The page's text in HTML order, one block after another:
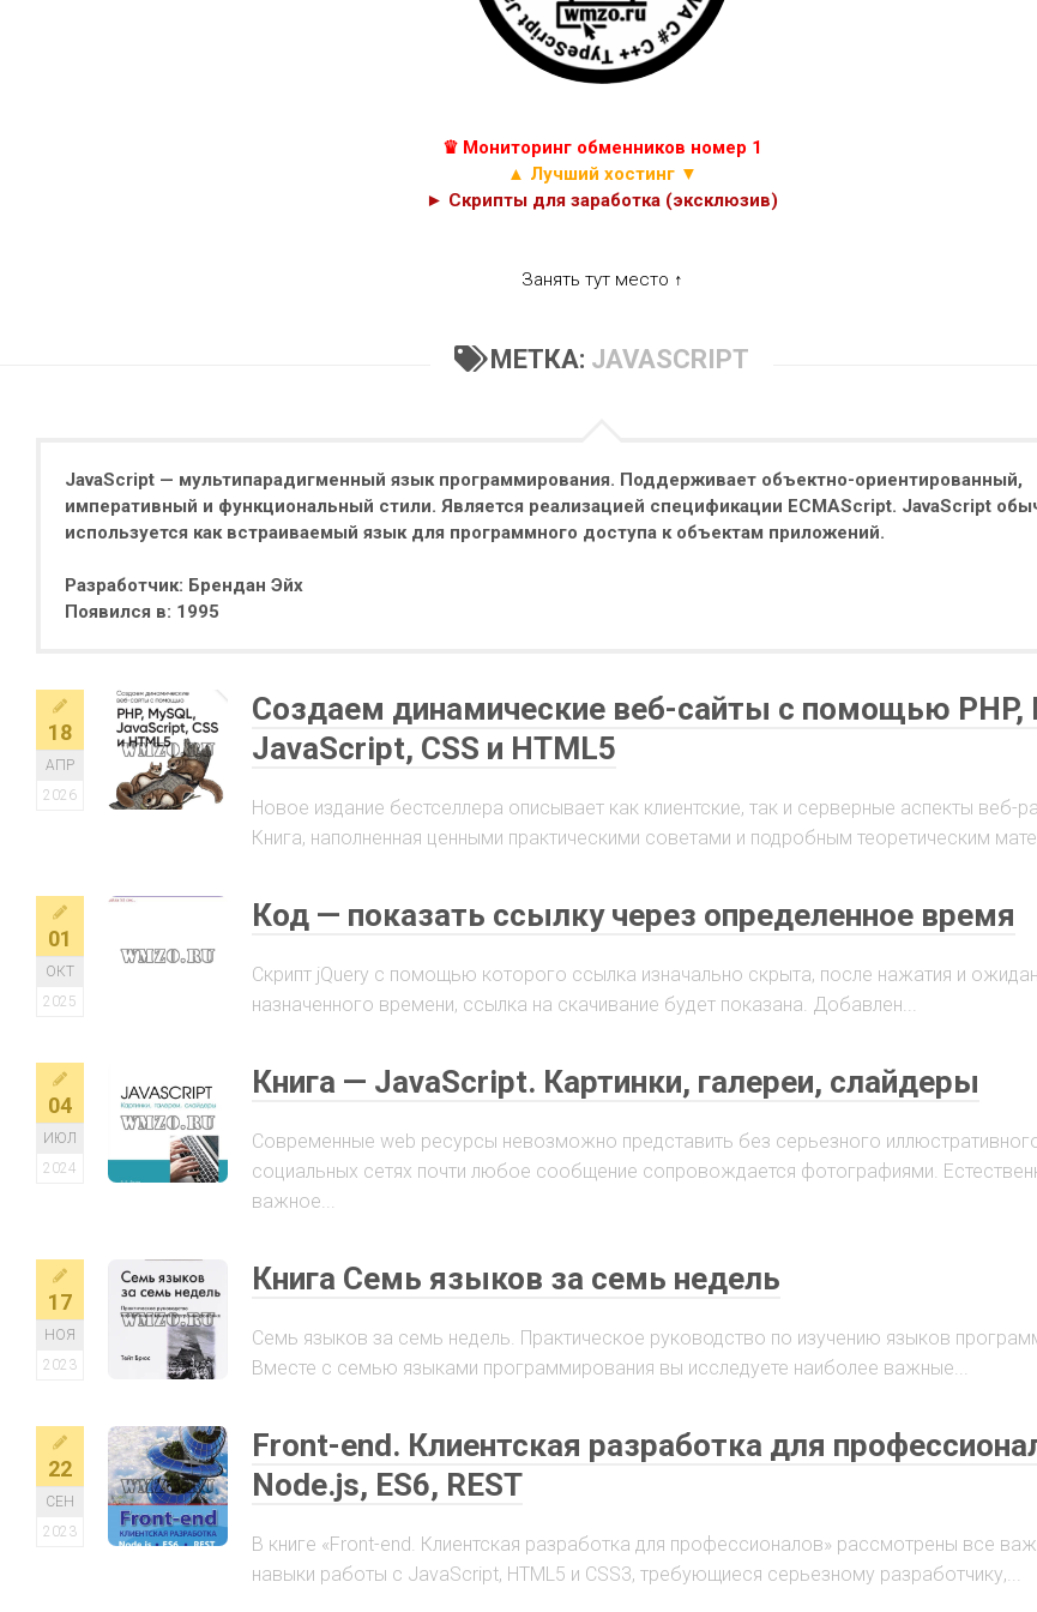
ИГР
СКРИПТЫ
ЭКОНОМИЧЕСКИХ
♛ Мониторинг обменников номер 1
▲ Лучший хостинг ▼
► Скрипты для заработка (эксклюзив)
Занять тут место ↑
МЕТКА: JAVASCRIPT
JavaScript — мультипарадигменный язык программирования. Поддерживает объектно-ориентированный,
императивный и функциональный стили. Является реализацией спецификации ECMAScript. JavaScript
используется как встраиваемый язык для программного доступа к объектам приложений.
Разработчик: Брендан Эйх
Появился в: 1995
18
АПР
2026
Создаем динамические веб-сайты с помощью PHP,
JavaScript, CSS и HTML5
Новое издание бестселлера описывает как клиентские, так и серверные аспекты веб-
Книга, наполненная ценными практическими советами и подробным теоретическим
01
ОКТ
2025
Код — показать ссылку через определенное время
Скрипт jQuery с помощью которого ссылка изначально скрыта, после нажатия и
назначенного времени, ссылка на скачивание будет показана. Добавлен...
04
ИЮЛ
2024
Книга — JavaScript. Картинки, галереи, слайдеры
Современные web ресурсы невозможно представить без серьезного
социальных сетях почти любое сообщение сопровождается фотографиями.
важное...
17
НОЯ
2023
Книга Семь языков за семь недель
Семь языков за семь недель. Практическое руководство по изучению языков
Вместе с семью языками программирования вы исследуете наиболее важные...
22
СЕН
2023
Front-end. Клиентская разработка для
Node.js, ES6, REST
В книге «Front-end. Клиентская разработка для профессионалов» рассмотрены все
навыки работы с JavaScript, HTML5 и CSS3, требующиеся серьезному разработчику,...